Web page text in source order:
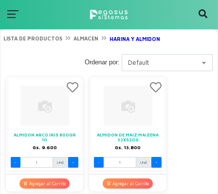
LISTA DE PRODUCTOS ALMACEN HARINA Y ALMIDON
Ordenar por: Default
ALMIDON ARCO IRIS 800GR
10
Gs. 9.600
- Und. +
Agregar al Carrito
ALMIDON DE MAIZ MAIZENA
32X520G
Gs. 13.800
- Und. +
Agregar al Carrito